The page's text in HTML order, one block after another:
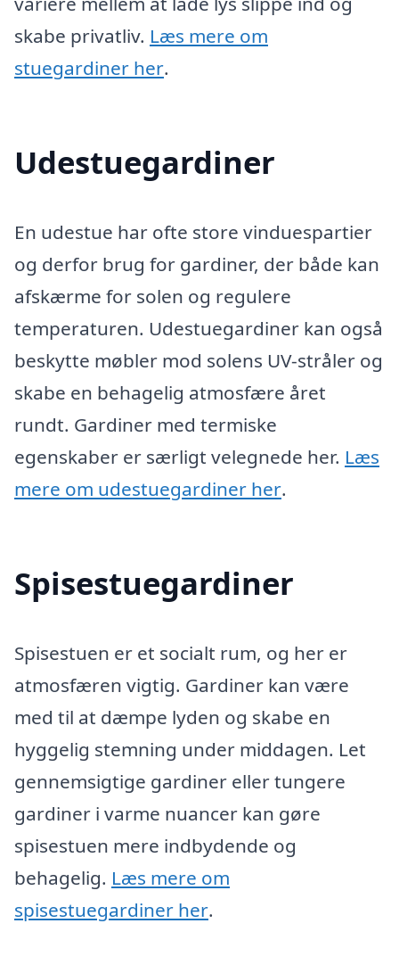
skabe privatliv. Læs mere om
stuegardiner her.
Udestuegardiner
En udestue har ofte store vinduespartier
og derfor brug for gardiner, der både kan
afskærme for solen og regulere
temperaturen. Udestuegardiner kan også
beskytte møbler mod solens UV-stråler og
skabe en behagelig atmosfære året
rundt. Gardiner med termiske
egenskaber er særligt velegnede her. Læs
mere om udestuegardiner her.
Spisestuegardiner
Spisestuen er et socialt rum, og her er
atmosfæren vigtig. Gardiner kan være
med til at dæmpe lyden og skabe en
hyggelig stemning under middagen. Let
gennemsigtige gardiner eller tungere
gardiner i varme nuancer kan gøre
spisestuen mere indbydende og
behagelig. Læs mere om
spisestuegardiner her.